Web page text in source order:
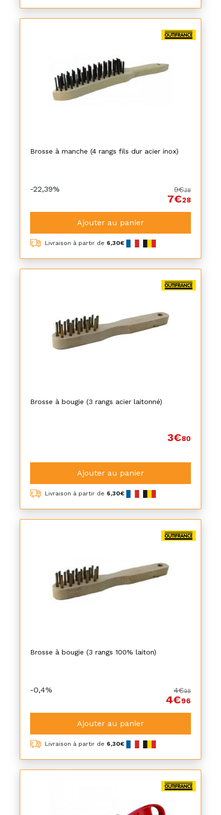
Brosse à manche (4 rangs fils dur acier inox)
-22,39% 9€38
7€28
Ajouter au panier
Livraison à partir de 6,30€
Brosse à bougie (3 rangs acier laitonné)
3€80
Ajouter au panier
Livraison à partir de 6,30€
Brosse à bougie (3 rangs 100% laiton)
-0,4% 4€98
4€96
Ajouter au panier
Livraison à partir de 6,30€